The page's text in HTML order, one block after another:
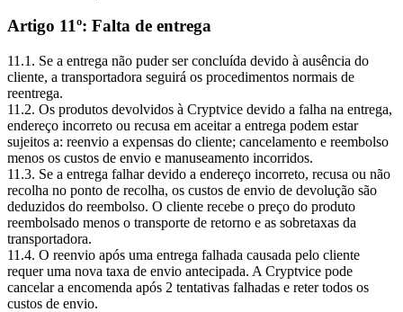
Artigo 11º: Falta de entrega
11.1. Se a entrega não puder ser concluída devido à ausência do
cliente, a transportadora seguirá os procedimentos normais de
reentrega.
11.2. Os produtos devolvidos à Cryptvice devido a falha na entrega,
endereço incorreto ou recusa em aceitar a entrega podem estar
sujeitos a: reenvio a expensas do cliente; cancelamento e reembolso
menos os custos de envio e manuseamento incorridos.
11.3. Se a entrega falhar devido a endereço incorreto, recusa ou não
recolha no ponto de recolha, os custos de envio de devolução são
deduzidos do reembolso. O cliente recebe o preço do produto
reembolsado menos o transporte de retorno e as sobretaxas da
transportadora.
11.4. O reenvio após uma entrega falhada causada pelo cliente
requer uma nova taxa de envio antecipada. A Cryptvice pode
cancelar a encomenda após 2 tentativas falhadas e reter todos os
custos de envio.